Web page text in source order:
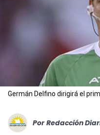
Germán Delfino dirigirá el
Por Redacción